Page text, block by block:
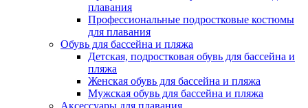
плавания
Профессиональные подростковые костюмы
для плавания
Обувь для бассейна и пляжа
Детская, подростковая обувь для бассейна и
пляжа
Женская обувь для бассейна и пляжа
Мужская обувь для бассейна и пляжа